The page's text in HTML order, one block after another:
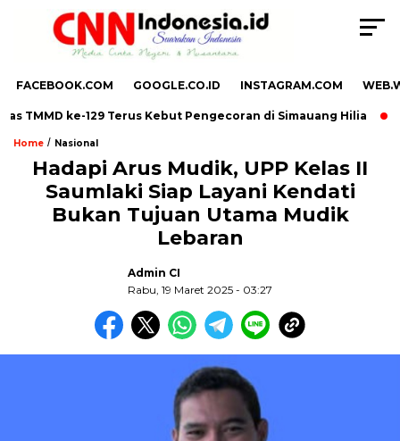
FACEBOOK.COM GOOGLE.CO.ID INSTAGRAM.COM
TMMD ke-129 Terus Kebut Pengecoran di Simauang Hilia
Home / Nasional
Hadapi Arus Mudik, UPP Kelas II
Saumlaki Siap Layani Kendati
Bukan Tujuan Utama Mudik
Lebaran
Admin CI
Rabu, 19 Maret 2025 - 03:27